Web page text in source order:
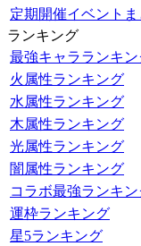
定期開催イベントま
ランキング
最強キャラランキン
火属性ランキング
水属性ランキング
木属性ランキング
光属性ランキング
闇属性ランキング
コラボ最強ランキン
運枠ランキング
星5ランキング